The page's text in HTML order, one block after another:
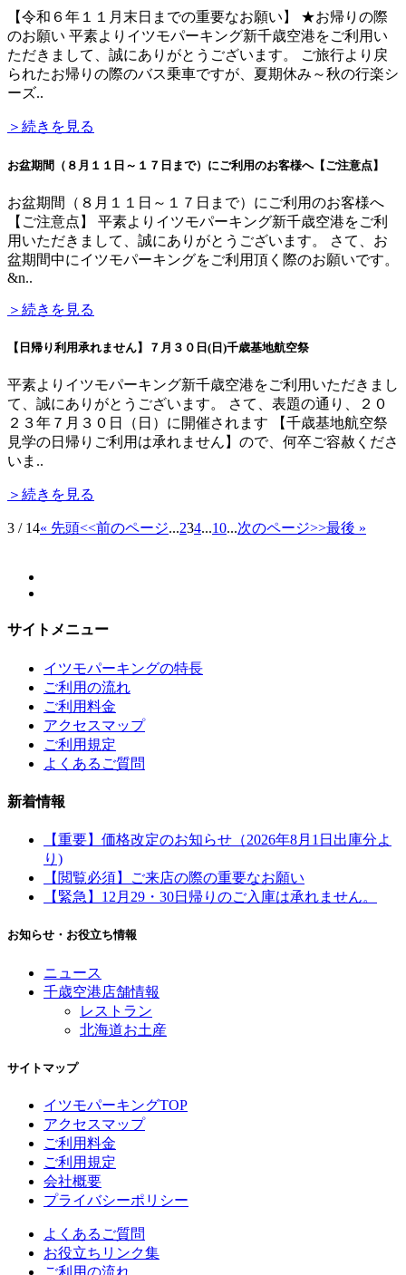
【令和６年１１月末日までの重要なお願い】 ★お帰りの際
のお願い 平素よりイツモパーキング新千歳空港をご利用い
ただきまして、誠にありがとうございます。 ご旅行より戻
られたお帰りの際のバス乗車ですが、夏期休み～秋の行楽シ
ーズ..
＞続きを見る
お盆期間（８月１１日～１７日まで）にご利用のお客様へ【ご注意点】
お盆期間（８月１１日～１７日まで）にご利用のお客様へ
【ご注意点】 平素よりイツモパーキング新千歳空港をご利
用いただきまして、誠にありがとうございます。 さて、お
盆期間中にイツモパーキングをご利用頂く際のお願いです。
&n..
＞続きを見る
【日帰り利用承れません】７月３０日(日)千歳基地航空祭
平素よりイツモパーキング新千歳空港をご利用いただきまし
て、誠にありがとうございます。 さて、表題の通り、２０
２３年７月３０日（日）に開催されます 【千歳基地航空祭
見学の日帰りご利用は承れません】ので、何卒ご容赦くださ
いま..
＞続きを見る
3 / 14« 先頭<<前のページ...234...10...次のページ>>最後 »
サイトメニュー
イツモパーキングの特長
ご利用の流れ
ご利用料金
アクセスマップ
ご利用規定
よくあるご質問
新着情報
【重要】価格改定のお知らせ（2026年8月1日出庫分よ
り)
【閲覧必須】ご来店の際の重要なお願い
【緊急】12月29・30日帰りのご入庫は承れません。
お知らせ・お役立ち情報
ニュース
千歳空港店舗情報
レストラン
北海道お土産
サイトマップ
イツモパーキングTOP
アクセスマップ
ご利用料金
ご利用規定
会社概要
プライバシーポリシー
よくあるご質問
お役立ちリンク集
ご利用の流れ